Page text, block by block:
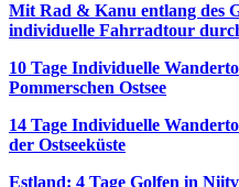
Mit Rad & Kanu entlang des
individuelle Fahrradtour
10 Tage Individuelle
Pommerschen Ostsee
14 Tage Individuelle
der Ostseeküste
Estland: 4 Tage Golfen in